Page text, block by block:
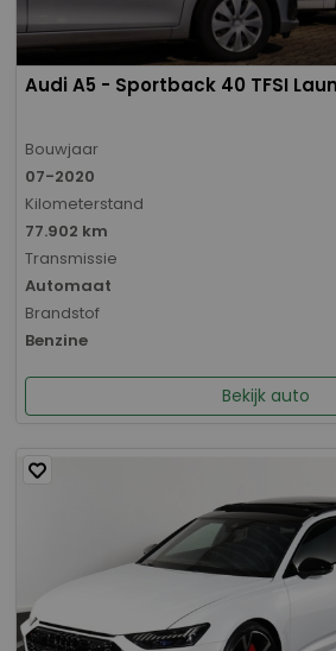
Audi A5 - Sportback 40 TFSI
Bouwjaar
07-2020
Kilometerstand
77.902 km
Transmissie
Automaat
Brandstof
Benzine
Bekijk auto